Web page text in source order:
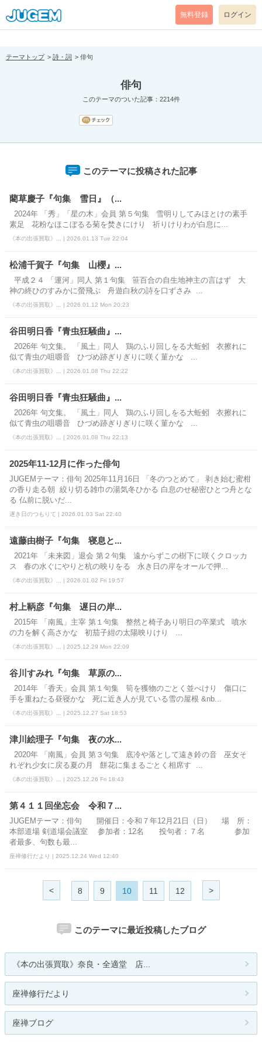
[pear_error: message="Success" code=0 mode=return level=notice
prefix="" info=""]
無料登録 ログイン
テーマトップ 詩・詞 俳句
俳句
このテーマのついた記事：2214件
このテーマに投稿された記事
藺草慶子『句集 雪日』（...
2024年 「秀」「星の木」会員 第５句集 雪明りしてみほとけの素手
素足 花粉なほこぼるる菊を焚きにけり 祈りけりわが白息に...
《本の出張買取》... | 2026.01.13 Tue 22:04
松浦千賀子『句集 山櫻』...
平成２４ 「運河」同人 第１句集 笹百合の自生地神主の言はず 大
神の終ひのすみかに螢飛ぶ 舟遊白秋の詩を口ずさみ ...
《本の出張買取》... | 2026.01.12 Mon 20:23
谷田明日香『青虫狂騒曲』...
2026年 句文集。 「風土」同人 鶏のふり回しをる大蚯蚓 衣擦れに
似て青虫の咀嚼音 ひづめ跡ぎりぎりに咲く菫かな ...
《本の出張買取》... | 2026.01.08 Thu 22:22
谷田明日香『青虫狂騒曲』...
2026年 句文集。 「風土」同人 鶏のふり回しをる大蚯蚓 衣擦れに
似て青虫の咀嚼音 ひづめ跡ぎりぎりに咲く菫かな ...
《本の出張買取》... | 2026.01.08 Thu 22:13
2025年11-12月に作った俳句
JUGEMテーマ：俳句 2025年11月16日 「冬のつとめて」 剥き始む蜜柑
の香り走る朝 絞り切る雑巾の湯気冬ひかる 白息のせ秘密ひとつ舟とな
る 仏前に脱いだ...
遅き日のつもりて | 2026.01.03 Sat 22:40
遠藤由樹子『句集 寝息と...
2021年 「未来図」退会 第２句集 遠からずこの樹下に咲くクロッカ
ス 春の水ぐにやりと杭の映りをる 永き日の岸をオールで押...
《本の出張買取》... | 2026.01.02 Fri 19:57
村上鞆彦『句集 遅日の岸...
2015年 「南風」主宰 第１句集 整然と椅子あり明日の卒業式 噴水
の力を解く高さかな 初茄子紺の太陽映りけり ...
《本の出張買取》... | 2025.12.29 Mon 22:09
谷川すみれ『句集 草原の...
2014年 「香天」会員 第１句集 筍を獲物のごとく並べけり 傷口に
手を重ねたる昼寝かな 死に近き人が見ている雪の屋根 &nb...
《本の出張買取》... | 2025.12.27 Sat 18:53
津川絵理子『句集 夜の水...
2020年 「南風」会員 第３句集 底冷や落として遠き鈴の音 巫女そ
れぞれ少女に戻る夏の月 餅花に集まるごとく相席す ...
《本の出張買取》... | 2025.12.26 Fri 18:43
第４１１回坐忘会 令和７...
JUGEMテーマ：俳句 開催日：令和７年12月21日（日） 場 所：
本部道場 剣道場会議室 参加者：12名 投句者：７名 参加
者最多、句数も最...
座禅修行だより | 2025.12.24 Wed 12:40
< 8 9 10 11 12 >
このテーマに最近投稿したブログ
《本の出張買取》奈良・全適堂 店...
座禅修行だより
座禅ブログ